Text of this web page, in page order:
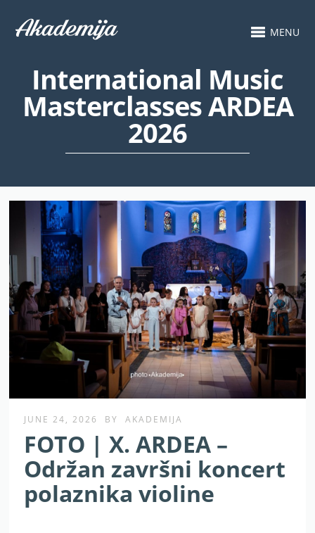
MENU
International Music
Masterclasses ARDEA
2026
JUNE 24, 2026 BY AKADEMIJA
FOTO | X. ARDEA –
Održan završni koncert
polaznika violine